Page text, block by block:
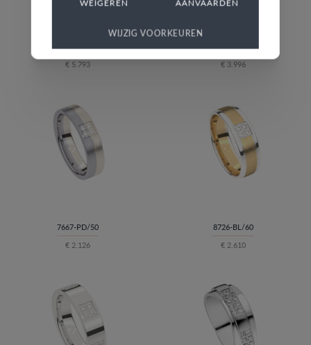
RE01GCO/07
€ 5.793
Y625W00/01
€ 3.996
7667-PD/50
€ 2.126
8726-BL/60
€ 2.610
WEIGEREN AANVAARDEN
WIJZIG VOORKEUREN